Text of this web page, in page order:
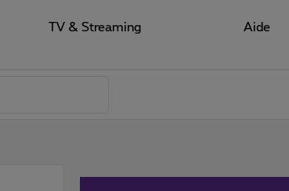
TV & Streaming Aide